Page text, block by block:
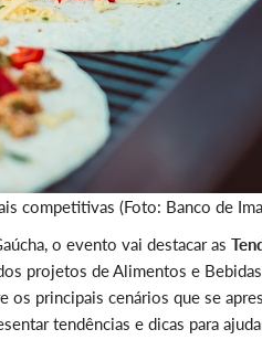
competitivas (Foto: Banco de
o evento vai destacar as
projetos de Alimentos e
principais cenários que se
tendências e dicas para